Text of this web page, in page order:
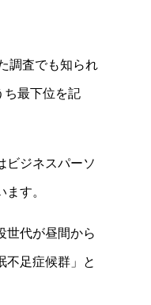
調査でも知られ
ち最下位を記
ビジネスパーソ
す。
世代が昼間から
不足症候群」と